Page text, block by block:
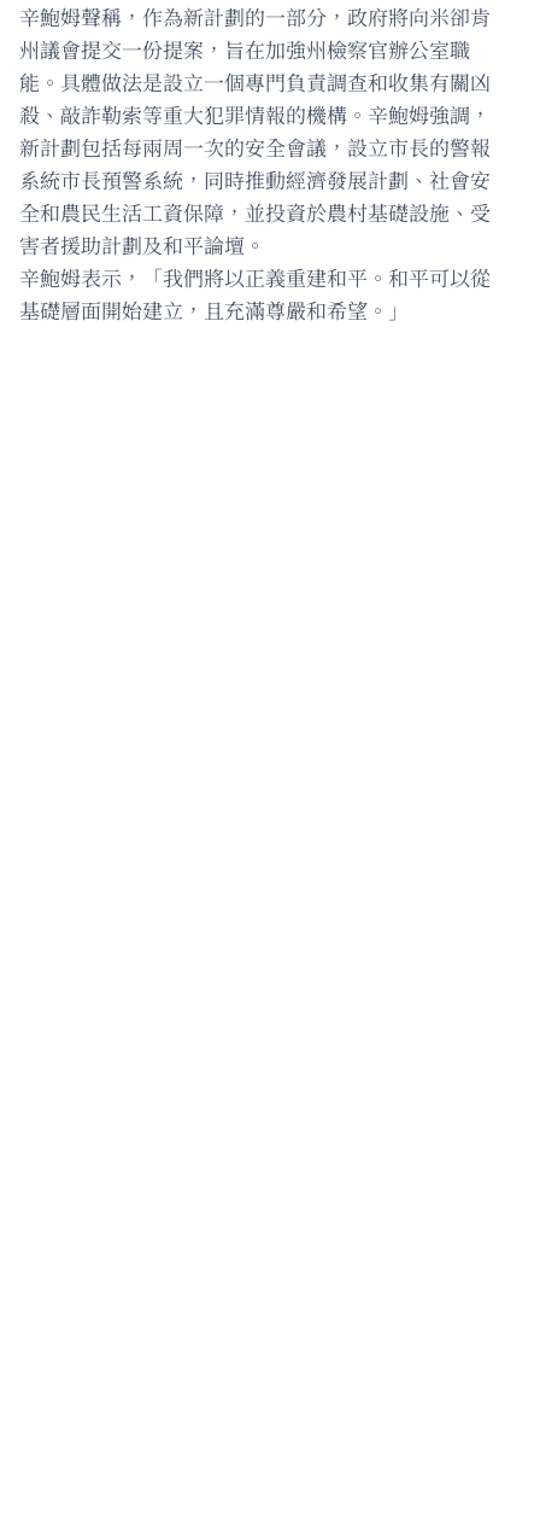
辛鮑姆聲稱，作為新計劃的一部分，政府將向米卻肯
州議會提交一份提案，旨在加強州檢察官辦公室職
能。具體做法是設立一個專門負責調查和收集有關凶
殺、敲詐勒索等重大犯罪情報的機構。辛鮑姆強調，
新計劃包括每兩周一次的安全會議，設立市長的警報
系統市長預警系統，同時推動經濟發展計劃、社會安
全和農民生活工資保障，並投資於農村基礎設施、受
害者援助計劃及和平論壇。
辛鮑姆表示，「我們將以正義重建和平。和平可以從
基礎層面開始建立，且充滿尊嚴和希望。」